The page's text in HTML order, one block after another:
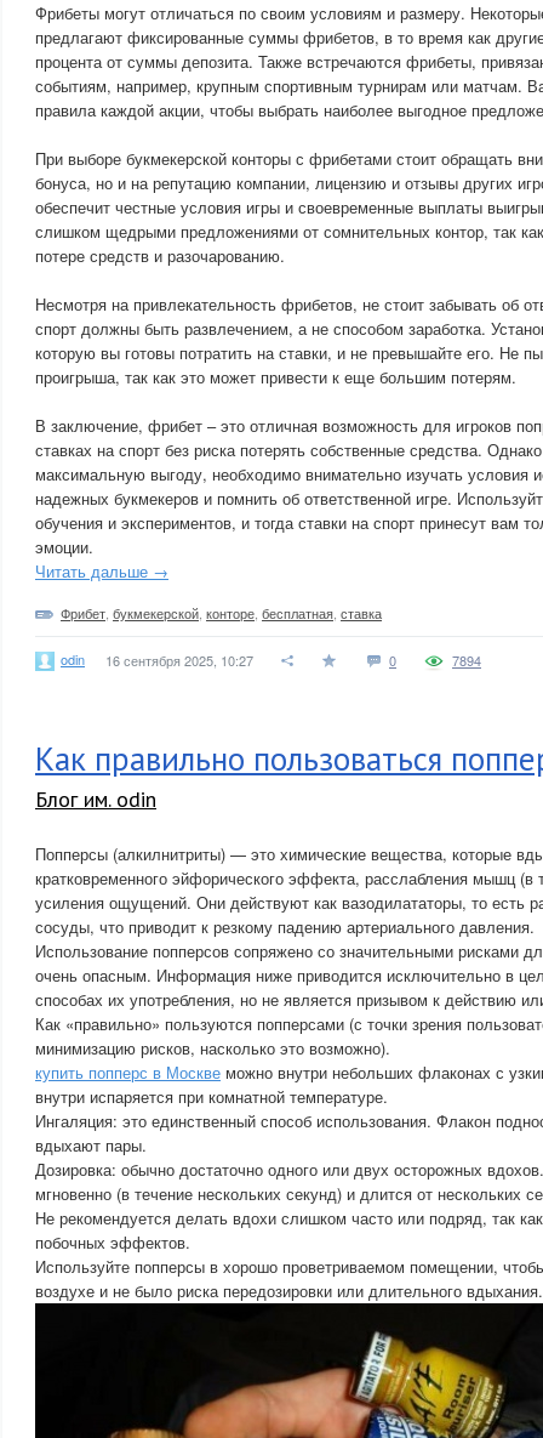
Фрибеты могут отличаться по своим условиям и размеру.
предлагают фиксированные суммы фрибетов, в то время как
процента от суммы депозита. Также встречаются фрибеты,
событиям, например, крупным спортивным турнирам или матчам.
правила каждой акции, чтобы выбрать наиболее выгодное
При выборе букмекерской конторы с фрибетами стоит обращать
бонуса, но и на репутацию компании, лицензию и отзывы других
обеспечит честные условия игры и своевременные выплаты
слишком щедрыми предложениями от сомнительных контор, так
потере средств и разочарованию.
Несмотря на привлекательность фрибетов, не стоит забывать об
спорт должны быть развлечением, а не способом заработка.
которую вы готовы потратить на ставки, и не превышайте его. Не
проигрыша, так как это может привести к еще большим потерям.
В заключение, фрибет – это отличная возможность для игроков
ставках на спорт без риска потерять собственные средства.
максимальную выгоду, необходимо внимательно изучать условия
надежных букмекеров и помнить об ответственной игре.
обучения и экспериментов, и тогда ставки на спорт принесут вам
эмоции.
Читать дальше →
Фрибет букмекерской конторе бесплатная ставка
odin 16 сентября 2025, 10:27 0 7894
Как правильно пользоваться
Блог им. odin
Попперсы (алкилнитриты) — это химические вещества, которые
кратковременного эйфорического эффекта, расслабления мышц (в
усиления ощущений. Они действуют как вазодилататоры, то есть
сосуды, что приводит к резкому падению артериального давления.
Использование попперсов сопряжено со значительными рисками
очень опасным. Информация ниже приводится исключительно в
способах их употребления, но не является призывом к действию
Как «правильно» пользуются попперсами (с точки зрения
минимизацию рисков, насколько это возможно).
купить попперс в Москве можно внутри небольших флаконах с
внутри испаряется при комнатной температуре.
Ингаляция: это единственный способ использования. Флакон
вдыхают пары.
Дозировка: обычно достаточно одного или двух осторожных
мгновенно (в течение нескольких секунд) и длится от нескольких
Не рекомендуется делать вдохи слишком часто или подряд, так
побочных эффектов.
Используйте попперсы в хорошо проветриваемом помещении,
воздухе и не было риска передозировки или длительного вдыхания.